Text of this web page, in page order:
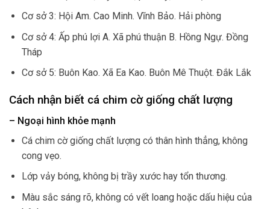
Cơ sở 3: Hội Am. Cao Minh. Vĩnh Bảo. Hải phòng
Cơ sở 4: Ấp phú lợi A. Xã phú thuận B. Hồng Ngự. Đồng
Tháp
Cơ sở 5: Buôn Kao. Xã Ea Kao. Buôn Mê Thuột. Đắk Lắk
Cách nhận biết cá chim cờ giống chất lượng
– Ngoại hình khỏe mạnh
Cá chim cờ giống chất lượng có thân hình thẳng, không
cong vẹo.
Lớp vảy bóng, không bị trầy xước hay tổn thương.
Màu sắc sáng rõ, không có vết loang hoặc dấu hiệu của